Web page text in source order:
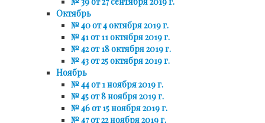
Октябрь
№ 40 от 4 октября 2019 г.
№ 41 от 11 октября 2019 г.
№ 42 от 18 октября 2019 г.
№ 43 от 25 октября 2019 г.
Ноябрь
№ 44 от 1 ноября 2019 г.
№ 45 от 8 ноября 2019 г.
№ 46 от 15 ноября 2019 г.
№ 47 от 22 ноября 2019 г.